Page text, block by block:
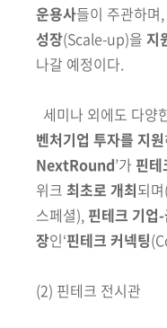
운용사들이 주관하며,
성장(Scale-up)을 지
나갈 예정이다.
세미나 외에도 다양
벤처기업 투자를 지원
NextRound’가 핀
위크 최초로 개최되며
스페셜), 핀테크 기업
장인‘핀테크 커넥팅
(2) 핀테크 전시관